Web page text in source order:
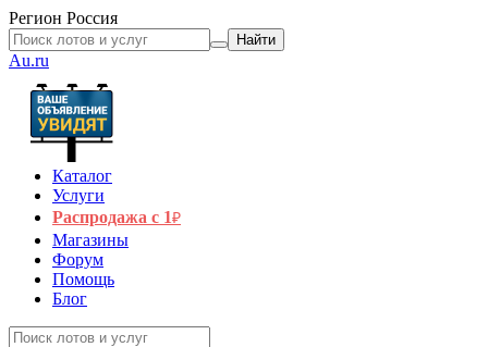
Регион Россия
Найти
Au.ru
Каталог
Услуги
Распродажа с 1₽
Магазины
Форум
Помощь
Блог